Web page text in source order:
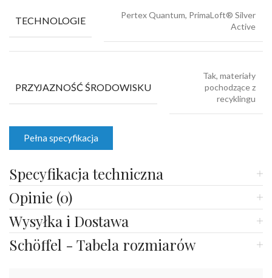
TECHNOLOGIE
Pertex Quantum, PrimaLoft® Silver
Active
PRZYJAZNOŚĆ ŚRODOWISKU
Tak, materiały
pochodzące z
recyklingu
Pełna specyfikacja
Specyfikacja techniczna
Opinie (0)
Wysyłka i Dostawa
Schöffel - Tabela rozmiarów